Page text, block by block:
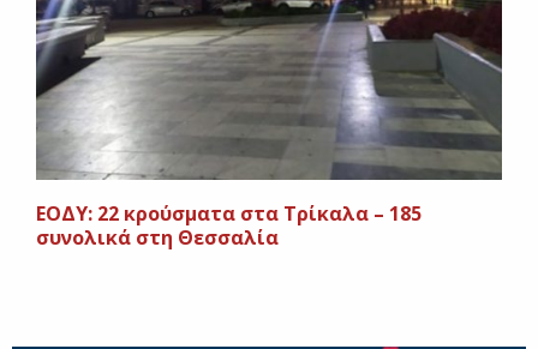
ΕΟΔΥ: 22 κρούσματα στα Τρίκαλα – 185
συνολικά στη Θεσσαλία